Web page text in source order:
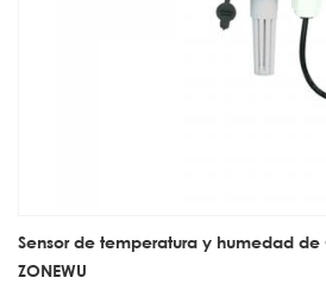
Sensor de temperatura y humedad de
ZONEWU